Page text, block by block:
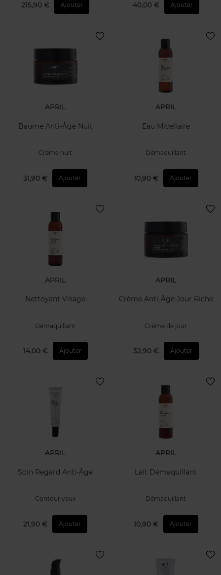
215,90 € Ajouter 40,00 € Ajouter
APRIL
Baume Anti-Âge Nuit
Crème nuit
31,90 € Ajouter
APRIL
Eau Micellaire
Démaquillant
10,90 € Ajouter
APRIL
Nettoyant Visage
Démaquillant
14,00 € Ajouter
APRIL
Crème Anti-Âge Jour Riche
Crème de jour
32,90 € Ajouter
APRIL
Soin Regard Anti-Âge
Contour yeux
21,90 € Ajouter
APRIL
Lait Démaquillant
Démaquillant
10,90 € Ajouter